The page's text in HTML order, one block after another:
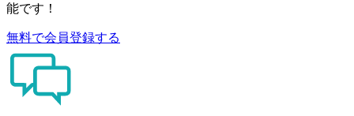
能です！
無料で会員登録する